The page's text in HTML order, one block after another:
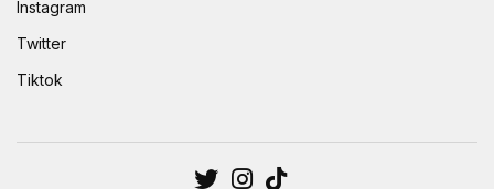
Instagram
Twitter
Tiktok